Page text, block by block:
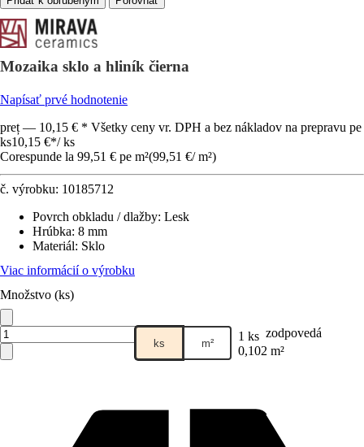
Mozaika sklo a hliník čierna
Napísať prvé hodnotenie
preț — 10,15 € * Všetky ceny vr. DPH a bez nákladov na prepravu pe
ks10,15 €*/ ks
Corespunde la 99,51 € pe m²(99,51 €/ m²)
č. výrobku: 10185712
Povrch obkladu / dlažby: Lesk
Hrúbka: 8 mm
Materiál: Sklo
Viac informácií o výrobku
Množstvo (ks)
ks m² 1 ks zodpovedá
0,102 m²